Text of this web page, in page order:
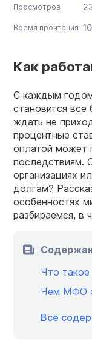
Просмотров
Время прочтения
Как
С каждым
становится
ждать не
процентные
оплатой может
последствиям.
организациях
долгам?
особенностях
разбираемся, в
Что
Чем МФО
Всё